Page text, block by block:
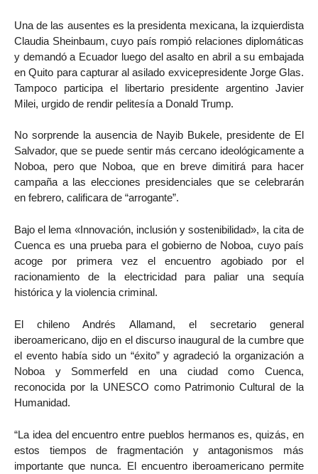
Una de las ausentes es la presidenta mexicana, la izquierdista
Claudia Sheinbaum, cuyo país rompió relaciones diplomáticas
y demandó a Ecuador luego del asalto en abril a su embajada
en Quito para capturar al asilado exvicepresidente Jorge Glas.
Tampoco participa el libertario presidente argentino Javier
Milei, urgido de rendir pelitesía a Donald Trump.
No sorprende la ausencia de Nayib Bukele, presidente de El
Salvador, que se puede sentir más cercano ideológicamente a
Noboa, pero que Noboa, que en breve dimitirá para hacer
campaña a las elecciones presidenciales que se celebrarán
en febrero, calificara de “arrogante”.
Bajo el lema «Innovación, inclusión y sostenibilidad», la cita de
Cuenca es una prueba para el gobierno de Noboa, cuyo país
acoge por primera vez el encuentro agobiado por el
racionamiento de la electricidad para paliar una sequía
histórica y la violencia criminal.
El chileno Andrés Allamand, el secretario general
iberoamericano, dijo en el discurso inaugural de la cumbre que
el evento había sido un “éxito” y agradeció la organización a
Noboa y Sommerfeld en una ciudad como Cuenca,
reconocida por la UNESCO como Patrimonio Cultural de la
Humanidad.
“La idea del encuentro entre pueblos hermanos es, quizás, en
estos tiempos de fragmentación y antagonismos más
importante que nunca. El encuentro iberoamericano permite